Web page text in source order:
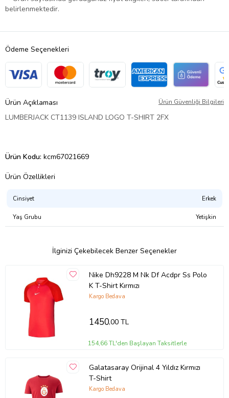
belirlenmektedir.
Ödeme Seçenekleri
Ürün Açıklaması Ürün Güvenliği Bilgileri
LUMBERJACK CT1139 ISLAND LOGO T-SHIRT 2FX
Ürün Kodu: kcm67021669
Ürün Özellikleri
Cinsiyet Erkek
Yaş Grubu Yetişkin
İlginizi Çekebilecek Benzer Seçenekler
Nike Dh9228 M Nk Df Acdpr Ss Polo
K T-Shirt Kırmızı
Kargo Bedava
1450,00 TL
154,66 TL'den Başlayan Taksitlerle
Galatasaray Orijinal 4 Yıldız Kırmızı
T-Shirt
Kargo Bedava